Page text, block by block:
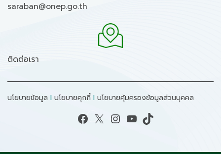
saraban@onep.go.th
ติดต่อเรา
นโยบายข้อมูล I นโยบายคุกกี้ I นโยบายคุ้มครองข้อมูลส่วนบุคคล
Facebook X Instagram YouTube TikTok